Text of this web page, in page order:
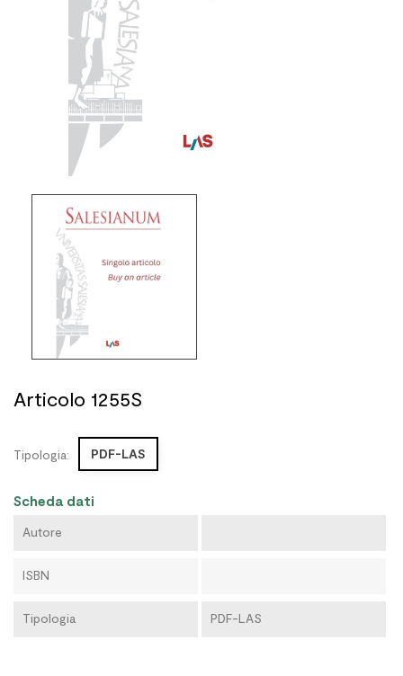
Articolo 1255S
Tipologia: PDF-LAS
Scheda dati
Autore
ISBN
Tipologia PDF-LAS